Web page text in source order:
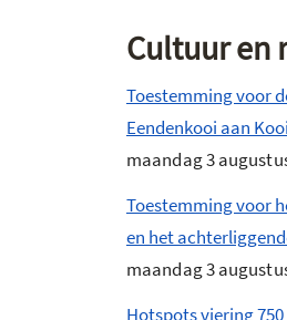
Cultuur en
Toestemming voor
Eendenkooi aan
maandag 3
Toestemming voor
en het
maandag 3
Hotspots viering